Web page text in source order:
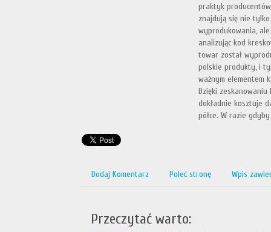
praktyk
znajdują się nie
wyprodukowania,
analizując kod
towar został
polskie produkty, i
ważnym elementem
Dzięki zeskanowaniu
dokładnie kosztuje
półce. W razie
Dodaj Komentarz Poleć stronę Wpis
Przeczytać warto: